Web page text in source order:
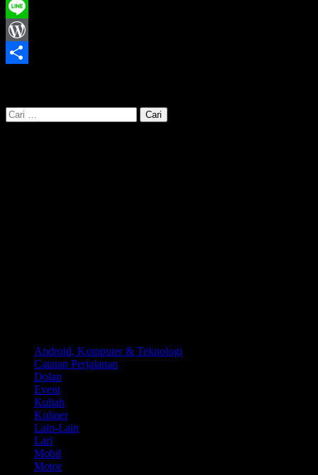
WhatsApp
Line
WordPress
Cari
untuk:
Android, Komputer & Teknologi
Catatan Perjalanan
Dolan
Event
Kuliah
Kuliner
Lain-Lain
Lari
Mobil
Motor